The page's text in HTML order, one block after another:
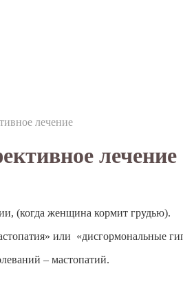
лечение
лечение
(когда женщина кормит грудью).
или «дисгормональные
– мастопатий.